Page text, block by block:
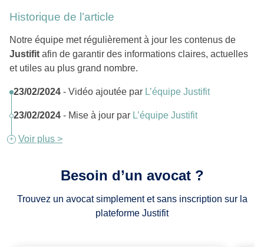
Historique de l’article
Notre équipe met régulièrement à jour les contenus de
Justifit afin de garantir des informations claires, actuelles
et utiles au plus grand nombre.
23/02/2024 - Vidéo ajoutée par L’équipe Justifit
23/02/2024 - Mise à jour par L’équipe Justifit
Voir plus >
Besoin d’un avocat ?
Trouvez un avocat simplement et sans inscription sur la
plateforme Justifit